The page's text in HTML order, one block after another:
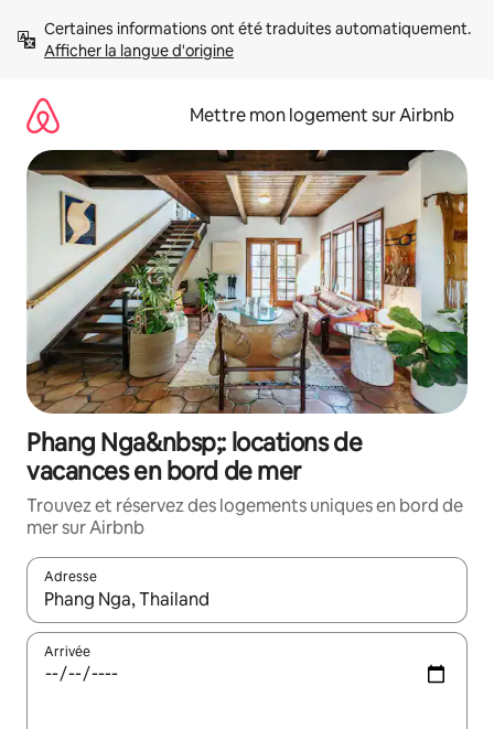
directement
Afficher la langue d'origine
Mettre mon logement sur Airbnb
Phang Nga&nbsp;: locations de
vacances en bord de mer
Trouvez et réservez des logements uniques en bord de
mer sur Airbnb
Adresse
Lorsque les résultats s'affichent, utilisez les flèches vers le
Arrivée